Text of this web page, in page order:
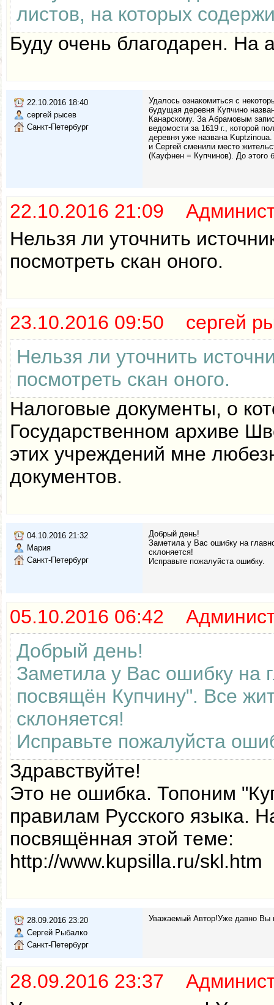
листов, на которых
Буду очень благодарен. На
22.10.2016 18:40
сергей рысев
Санкт-Петербург
Удалось ознакомиться с
будущая деревня Купчино
Канарскому. За Абрамовым
ведомости за 1619 г., которой
деревня уже названа
и Сергей сменили место
(Кауфнен = Купчинов). До этого
22.10.2016 21:09
Нельзя ли уточнить
посмотреть скан оного.
23.10.2016 09:50 сергей
Нельзя ли уточнить
посмотреть скан оного.
Налоговые документы, о
Государственном архиве
этих учреждений мне
документов.
04.10.2016 21:32
Мария
Санкт-Петербург
Добрый день!
Заметила у Вас ошибку на
склоняется!
Исправьте пожалуйста ошибку.
05.10.2016 06:42
Добрый день!
Заметила у Вас ошибку на
посвящён Купчину". Все
склоняется!
Исправьте пожалуйста
Здравствуйте!
Это не ошибка. Топоним
правилам Русского языка.
посвящённая этой теме:
http://www.kupsilla.ru/skl.htm
28.09.2016 23:20
Сергей Рыбалко
Санкт-Петербург
Уважаемый Автор!Уже давно Вы
28.09.2016 23:37